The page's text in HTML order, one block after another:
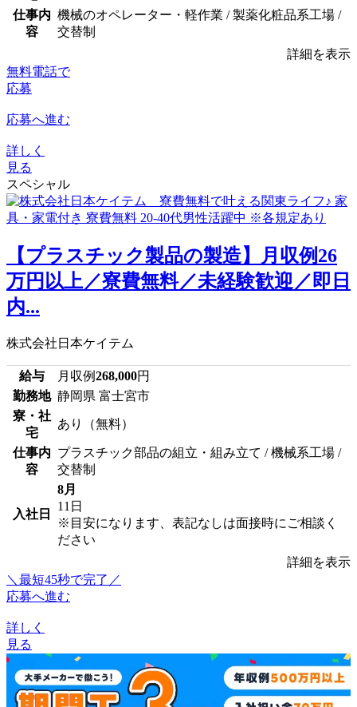
仕事内
容
機械のオペレーター・軽作業 / 製薬化粧品系工場 /
交替制
詳細を表示
無料電話で
応募
応募へ進む
詳しく
見る
スペシャル
【プラスチック製品の製造】月収例26
万円以上／寮費無料／未経験歓迎／即日
内...
株式会社日本ケイテム
給与 月収例268,000円
勤務地 静岡県 富士宮市
寮・社
宅
あり（無料）
仕事内
容
プラスチック部品の組立・組み立て / 機械系工場 /
交替制
入社日
8月
11日
※目安になります、表記なしは面接時にご相談く
ださい
詳細を表示
＼最短45秒で完了／
応募へ進む
詳しく
見る